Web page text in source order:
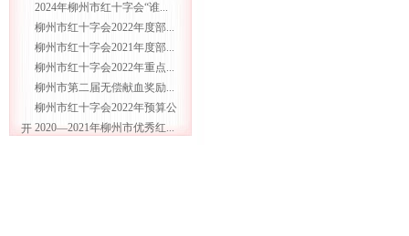
2024年柳州市红十字会“谁...
柳州市红十字会2022年度部...
柳州市红十字会2021年度部...
柳州市红十字会2022年重点...
柳州市第二届无偿献血奖励...
柳州市红十字会2022年预算公
开 2020—2021年柳州市优秀红...